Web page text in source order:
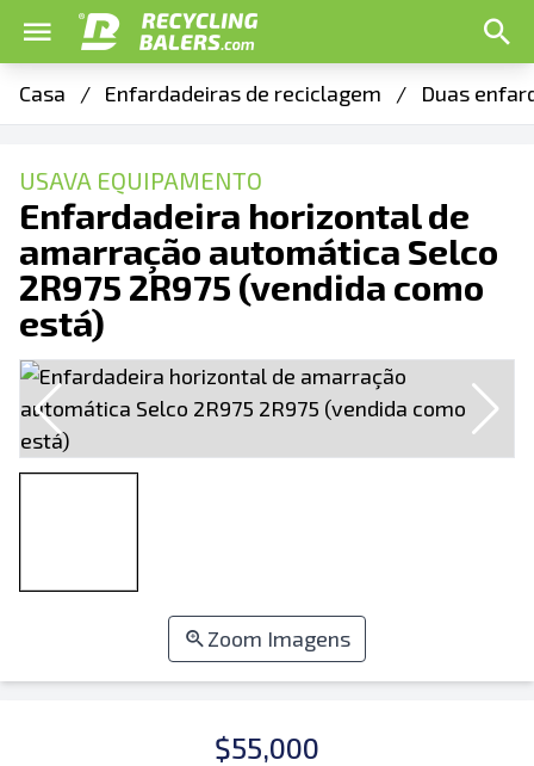
Casa / Enfardadeiras de reciclagem / Duas
USAVA EQUIPAMENTO
Enfardadeira horizontal de
amarração automática Selco
2R975 2R975 (vendida como
está)
Zoom Imagens
$55,000